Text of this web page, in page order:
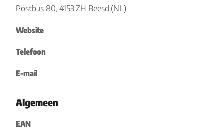
Postbus 80, 4153 ZH Beesd (NL)
Website
Telefoon
E-mail
Algemeen
EAN